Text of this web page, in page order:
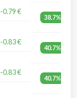
-0.79 €
38.7%
-0.83 €
40.7%
-0.83 €
40.7%